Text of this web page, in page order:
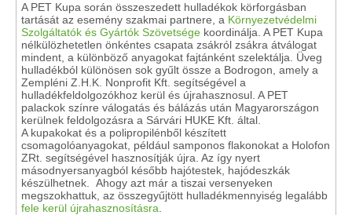
A PET Kupa során összeszedett hulladékok körforgásban
tartását az esemény szakmai partnere, a Környezetvédelmi
Szolgáltatók és Gyártók Szövetsége koordinálja. A PET Kupa
nélkülözhetetlen önkéntes csapata zsákról zsákra átválogat
mindent, a különböző anyagokat fajtánként szelektálja. Üveg
hulladékból különösen sok gyűlt össze a Bodrogon, amely a
Zempléni Z.H.K. Nonprofit Kft. segítségével a
hulladékfeldolgozókhoz kerül és újrahasznosul. A PET
palackok színre válogatás és bálázás után Magyarországon
kerülnek feldolgozásra a Sárvári HUKE Kft. által.
A kupakokat és a polipropilénből készített
csomagolóanyagokat, például samponos flakonokat a Holofon
ZRt. segítségével hasznosítják újra. Az így nyert
másodnyersanyagból később hajótestek, hajódeszkák
készülhetnek.
Ahogy azt már a tiszai versenyeken
megszokhattuk, az összegyűjtött hulladékmennyiség legalább
fele kerül újrahasznosításra